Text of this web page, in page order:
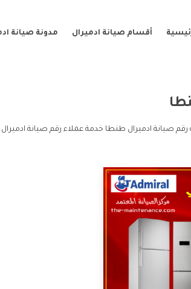
أقسام صيانة ادميرال مدونة صيانة
صيانة ادميرال طنطا خدمة عملاء رقم صيانة